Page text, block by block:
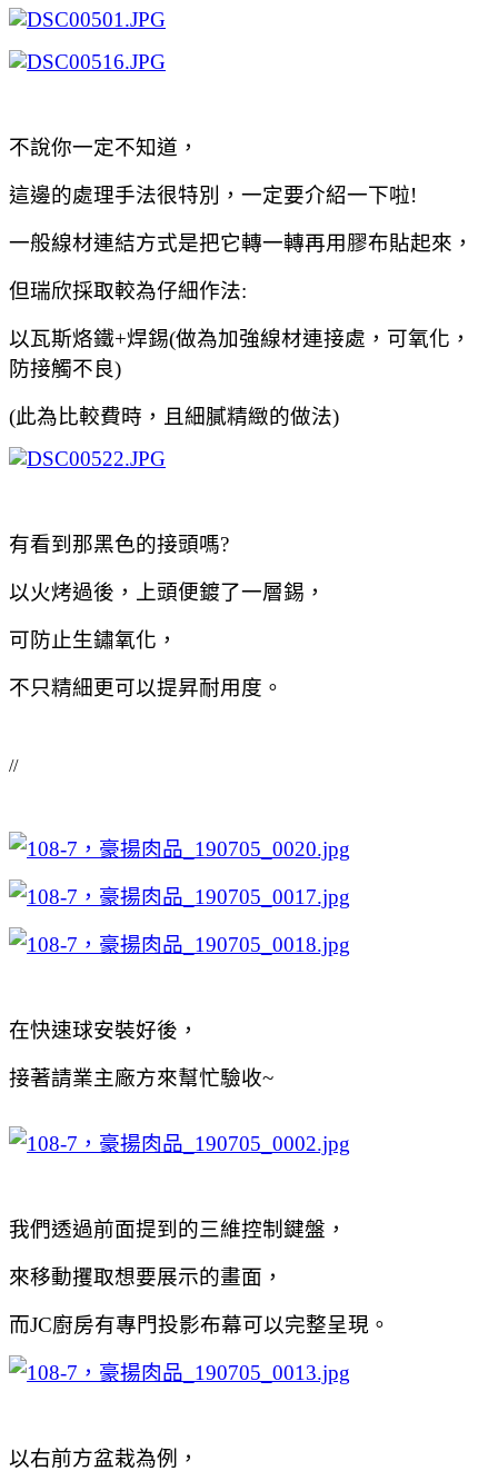
不說你一定不知道，
這邊的處理手法很特別，一定要介紹一下啦!
一般線材連結方式是把它轉一轉再用膠布貼起來，
但瑞欣採取較為仔細作法:
以瓦斯烙鐵+焊錫(做為加強線材連接處，可氧化，
防接觸不良)
(此為比較費時，且細膩精緻的做法)
有看到那黑色的接頭嗎?
以火烤過後，上頭便鍍了一層錫，
可防止生鏽氧化，
不只精細更可以提昇耐用度。
//
在快速球安裝好後，
接著請業主廠方來幫忙驗收~
我們透過前面提到的三維控制鍵盤，
來移動攫取想要展示的畫面，
而JC廚房有專門投影布幕可以完整呈現。
以右前方盆栽為例，